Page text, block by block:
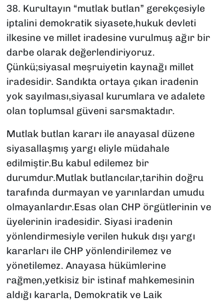
38. Kurultayın “mutlak butlan” gerekçesiyle
iptalini demokratik siyasete,hukuk devleti
ilkesine ve millet iradesine vurulmuş ağır bir
darbe olarak değerlendiriyoruz.
Çünkü;siyasal meşruiyetin kaynağı millet
iradesidir. Sandıkta ortaya çıkan iradenin
yok sayılması,siyasal kurumlara ve adalete
olan toplumsal güveni sarsmaktadır.
Mutlak butlan kararı ile anayasal düzene
siyasallaşmış yargı eliyle müdahale
edilmiştir.Bu kabul edilemez bir
durumdur.Mutlak butlancılar,tarihin doğru
tarafında durmayan ve yarınlardan umudu
olmayanlardır.Esas olan CHP örgütlerinin ve
üyelerinin iradesidir. Siyasi iradenin
yönlendirmesiyle verilen hukuk dışı yargı
kararları ile CHP yönlendirilemez ve
yönetilemez. Anayasa hükümlerine
rağmen,yetkisiz bir istinaf mahkemesinin
aldığı kararla, Demokratik ve Laik